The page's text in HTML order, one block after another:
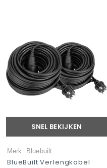
SNEL BEKIJKEN
Merk: Bluebuilt
BlueBuilt Verlengkabel